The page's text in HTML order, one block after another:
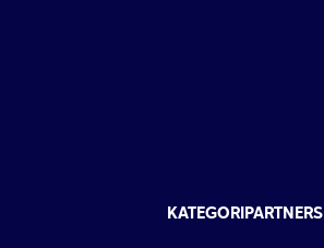
KATEGORIPARTNERS